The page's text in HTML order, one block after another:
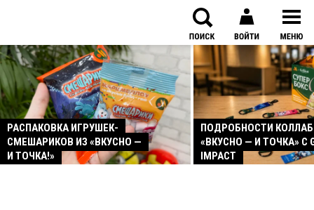
РАСПАКОВКА ИГРУШЕК-
СМЕШАРИКОВ ИЗ «ВКУСНО —
И ТОЧКА!»
ПОДРОБНОСТИ
«ВКУСНО — И ТОЧКА» С
IMPACT